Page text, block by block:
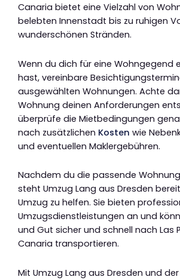
Canaria bietet eine Vielzahl von
belebten Innenstadt bis zu ruhigen
wunderschönen Stränden.
Wenn du dich für eine Wohngegend
hast, vereinbare
ausgewählten Wohnungen. Achte
Wohnung deinen Anforderungen
überprüfe die Mietbedingungen
nach zusätzlichen Kosten wie
und eventuellen Maklergebühren.
Nachdem du die passende
steht Umzug Lang aus Dresden
Umzug zu helfen. Sie bieten
Umzugsdienstleistungen an und
und Gut sicher und schnell nach Las
Canaria transportieren.
Mit Umzug Lang aus Dresden und